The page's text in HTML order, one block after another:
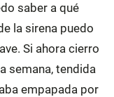
saber a qué
la sirena puedo
Si ahora cierro
semana, tendida
empapada por